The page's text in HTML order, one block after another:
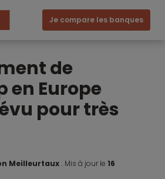
Je compare les banques
de
en Europe
pour très
Meilleurtaux . Mis à jour le 16